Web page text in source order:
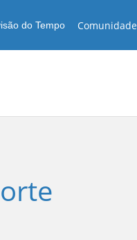
do Tempo Comunidade